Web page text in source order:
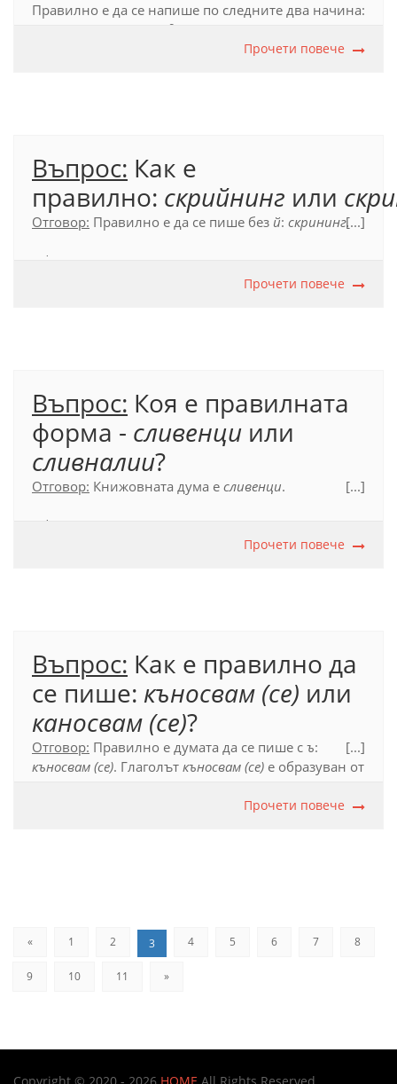
Правилно е да се напише по следните два начина:
четиридесет
Прочети повече
Въпрос: Как е
правилно: скрийнинг или
Отговор: Правилно е да се пише без й: скрининг.
Официален правописен речник (2012), с. 580.
[...]
Прочети повече
Въпрос: Коя е правилната
форма - сливенци или
сливналии?
Отговор: Книжовната дума е сливенци.
Официален правописен речник (2012), с. 582.
[...]
Прочети повече
Въпрос: Как е правилно да
се пише: къносвам (се) или
каносвам (се)?
Отговор: Правилно е думата да се пише с ъ:
къносвам (се). Глаголът къносвам (се) е образуван от
[...]
Прочети повече
« 1 2 3 4 5 6 7 8
9 10 11 »